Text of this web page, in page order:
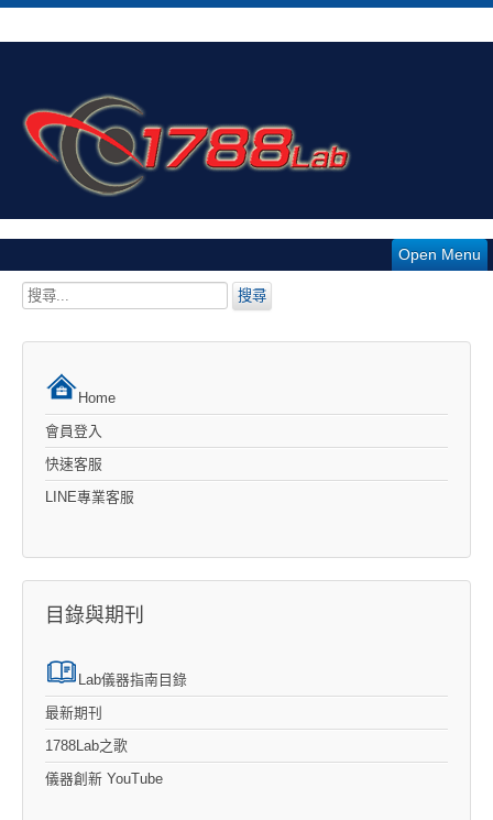
Open Menu
搜
搜尋
Home
會員登入
快速客服
LINE專業客服
目錄與期刊
Lab儀器指南目錄
最新期刊
1788Lab之歌
儀器創新 YouTube